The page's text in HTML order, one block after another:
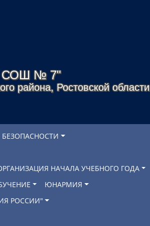
СОШ № 7"
района, Ростовской области
БЕЗОПАСНОСТИ
НАЧАЛА УЧЕБНОГО ГОДА
ЮНАРМИЯ
РОССИИ"